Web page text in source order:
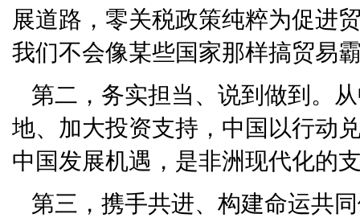
展道路，零关税政策纯粹为促进
我们不会像某些国家那样搞贸易
第二，务实担当、说到做到。
地、加大投资支持，中国以行动
中国发展机遇，是非洲现代化的
第三，携手共进、构建命运共